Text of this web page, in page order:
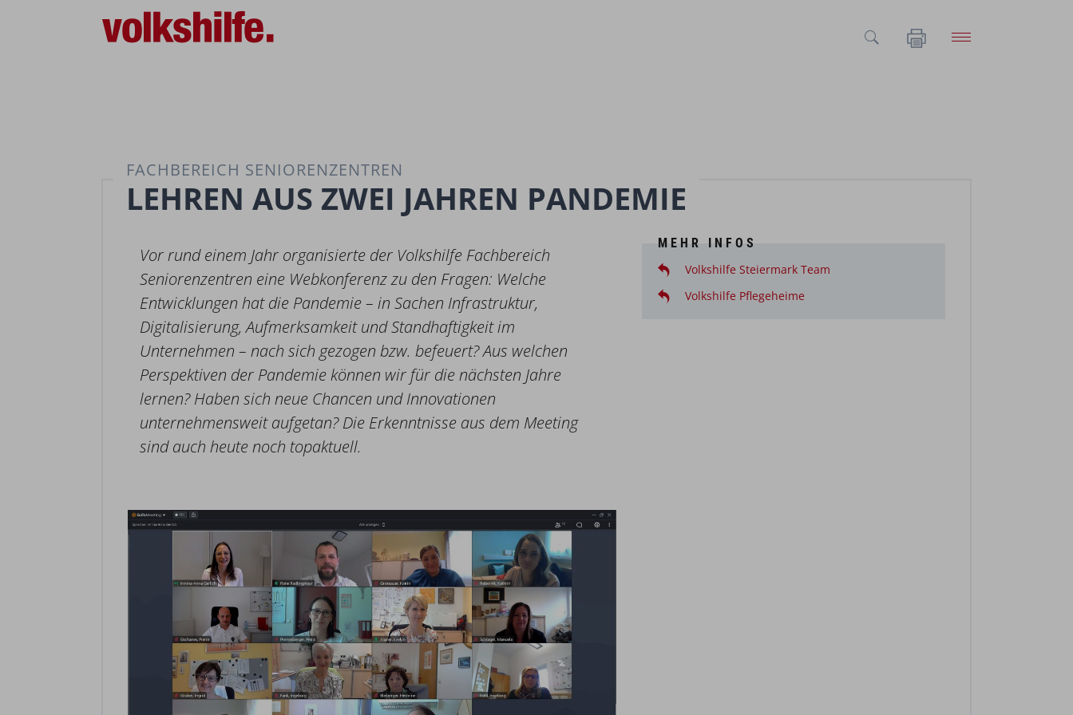
FACHBEREICH SENIORENZENTREN
LEHREN AUS ZWEI JAHREN PANDEMIE
Vor rund einem Jahr organisierte der Volkshilfe Fachbereich
Seniorenzentren eine Webkonferenz zu den Fragen: Welche
Entwicklungen hat die Pandemie – in Sachen Infrastruktur,
Digitalisierung, Aufmerksamkeit und Standhaftigkeit im
Unternehmen – nach sich gezogen bzw. befeuert? Aus welchen
Perspektiven der Pandemie können wir für die nächsten Jahre
lernen? Haben sich neue Chancen und Innovationen
unternehmensweit aufgetan? Die Erkenntnisse aus dem Meeting
sind auch heute noch topaktuell.
MEHR INFOS
Volkshilfe Steiermark Team
Volkshilfe Pflegeheime